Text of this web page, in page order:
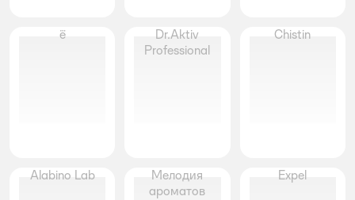
ё
Dr.Aktiv
Professional
Chistin
Alabino Lab
Мелодия
ароматов
Expel